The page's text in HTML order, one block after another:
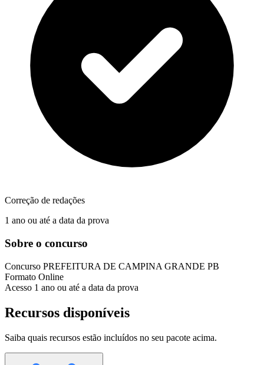
Correção de redações
1 ano ou até a data da prova
Sobre o concurso
Concurso PREFEITURA DE CAMPINA GRANDE PB
Formato Online
Acesso 1 ano ou até a data da prova
Recursos disponíveis
Saiba quais recursos estão incluídos no seu pacote acima.